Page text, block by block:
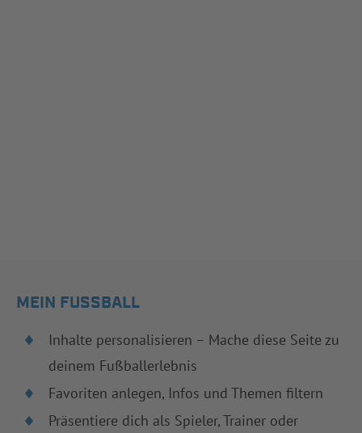
MEIN FUSSBALL
Inhalte personalisieren – Mache diese Seite zu
deinem Fußballerlebnis
Favoriten anlegen, Infos und Themen filtern
Präsentiere dich als Spieler, Trainer oder